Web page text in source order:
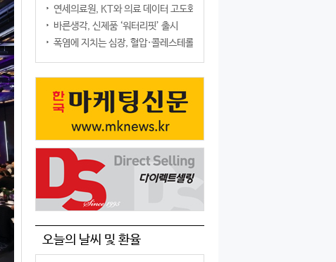
연세의료원, KT와 의료 데이터 고도화 협력
바른생각, 신제품 ‘워터리핏’ 출시
폭염에 지치는 심장, 혈압·콜레스테롤만 챙기면 될까?
오늘의 날씨 및 환율